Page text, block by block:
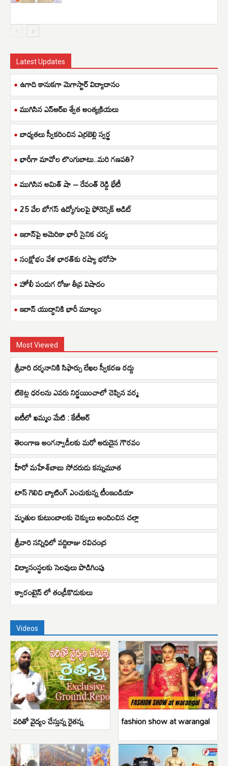
Latest Updates
ఉగాది కానుకగా మెగాస్టార్ విద్యాదానం
ముగిసిన ఎన్ఆర్ఐ శ్వేత అంత్యక్రియలు
బాధ్యతలు స్వీకరించిన ఎర్రబెల్లి స్వర్ణ
భారీగా మావోల లొంగుబాటు..మరి గణపతి?
ముగిసిన అమిత్ షా – రేవంత్ రెడ్డి భేటీ
25 వేల బోగస్ ఉద్యోగులపై ఫోరెన్సిక్ ఆడిట్
ఇరాన్‌పై అమెరికా భారీ సైనిక చర్య
సంక్షోభం వేళ భారత్‌కు రష్యా భరోసా
హోలీ పండుగ రోజు తీవ్ర విషాదం
ఇరాన్ యుద్ధానికి భారీ మూల్యం
Most Viewed
శ్రీవారి దర్శనానికి సిఫార్సు లేఖల స్వీకరణ రద్దు
టికెట్ల ధరలను ఎవరు నిర్ణయించాలో చెప్పిన వర్మ
ఐటీలో ఖమ్మం మేటి : కేటీఆర్
తెలంగాణ అంగన్వాడీలకు మరో అరుదైన గౌరవం
హీరో మహేశ్‌బాబు సోదరుడు కన్నుమూత
టాస్ గెలిచి బ్యాటింగ్ ఎంచుకున్న టీంఇండియా
మృతుల కుటుంబాలకు చెక్కులు అందించిన చల్లా
శ్రీవారి సన్నిధిలో వద్దిరాజు రవిచంద్ర
విద్యాసంస్థలకు సెలవులు పొడిగింపు
క్వారంటైన్ లో తండ్రీకొడుకులు
Videos
వరితో వైద్యం చేస్తున్న రైతన్న fashion show at warangal